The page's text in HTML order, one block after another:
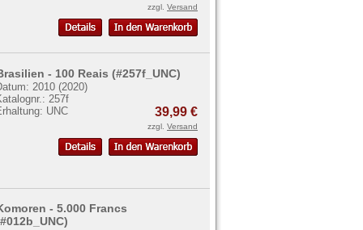
zzgl. Versand
- 100 Reais (#257f_UNC)
2010 (2020)
257f
UNC
39,99 €
zzgl. Versand
- 5.000 Francs